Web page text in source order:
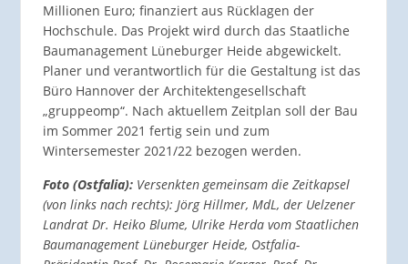
Millionen Euro; finanziert aus Rücklagen der
Hochschule. Das Projekt wird durch das Staatliche
Baumanagement Lüneburger Heide abgewickelt.
Planer und verantwortlich für die Gestaltung ist das
Büro Hannover der Architektengesellschaft
„gruppeomp“. Nach aktuellem Zeitplan soll der Bau
im Sommer 2021 fertig sein und zum
Wintersemester 2021/22 bezogen werden.
Foto (Ostfalia):Versenkten gemeinsam die Zeitkapsel
(von links nach rechts): Jörg Hillmer, MdL, der Uelzener
Landrat Dr. Heiko Blume, Ulrike Herda vom Staatlichen
Baumanagement Lüneburger Heide, Ostfalia-